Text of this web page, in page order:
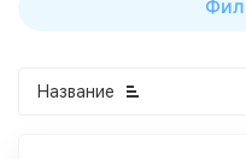
Название